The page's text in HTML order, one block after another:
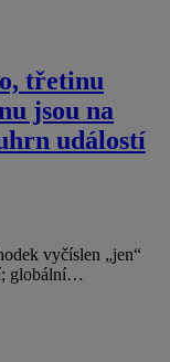
třetinu
jsou na
událostí
vyčíslen „jen“
globální…